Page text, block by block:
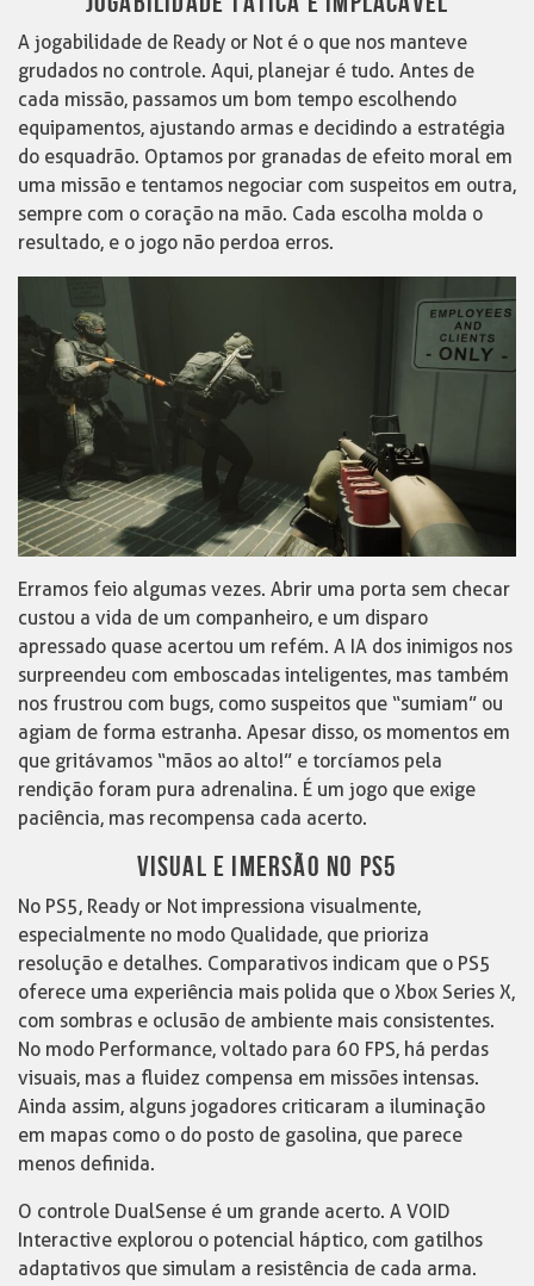
A jogabilidade de Ready or Not é o que nos manteve
grudados no controle. Aqui, planejar é tudo. Antes de
cada missão, passamos um bom tempo escolhendo
equipamentos, ajustando armas e decidindo a estratégia
do esquadrão. Optamos por granadas de efeito moral em
uma missão e tentamos negociar com suspeitos em outra,
sempre com o coração na mão. Cada escolha molda o
resultado, e o jogo não perdoa erros.
Erramos feio algumas vezes. Abrir uma porta sem checar
custou a vida de um companheiro, e um disparo
apressado quase acertou um refém. A IA dos inimigos nos
surpreendeu com emboscadas inteligentes, mas também
nos frustrou com bugs, como suspeitos que “sumiam” ou
agiam de forma estranha. Apesar disso, os momentos em
que gritávamos “mãos ao alto!” e torcíamos pela
rendição foram pura adrenalina. É um jogo que exige
paciência, mas recompensa cada acerto.
VISUAL E IMERSÃO NO PS5
No PS5, Ready or Not impressiona visualmente,
especialmente no modo Qualidade, que prioriza
resolução e detalhes. Comparativos indicam que o PS5
oferece uma experiência mais polida que o Xbox Series X,
com sombras e oclusão de ambiente mais consistentes.
No modo Performance, voltado para 60 FPS, há perdas
visuais, mas a fluidez compensa em missões intensas.
Ainda assim, alguns jogadores criticaram a iluminação
em mapas como o do posto de gasolina, que parece
menos definida.
O controle DualSense é um grande acerto. A VOID
Interactive explorou o potencial háptico, com gatilhos
adaptativos que simulam a resistência de cada arma.